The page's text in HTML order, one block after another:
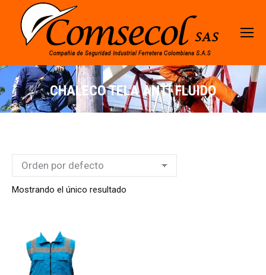
CHALECO TELA ANTI FLUIDO
Mostrando el único resultado